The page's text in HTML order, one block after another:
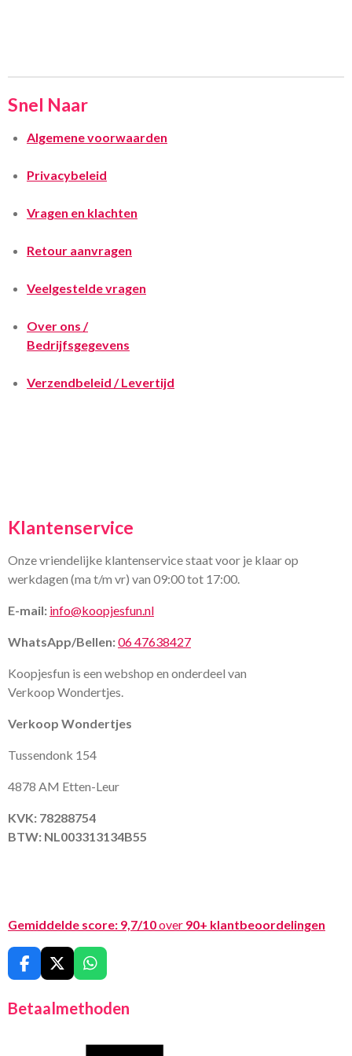
Snel Naar
Algemene voorwaarden
Privacybeleid
Vragen en klachten
Retour aanvragen
Veelgestelde vragen
Over ons /
Bedrijfsgegevens
Verzendbeleid / Levertijd
Klantenservice
Onze vriendelijke klantenservice staat voor je klaar op
werkdagen (ma t/m vr) van 09:00 tot 17:00.
E-mail: info@koopjesfun.nl
WhatsApp/Bellen:06 47638427
Koopjesfun is een webshop en onderdeel van
Verkoop Wondertjes.
Verkoop Wondertjes
Tussendonk 154
4878 AM Etten-Leur
KVK: 78288754
BTW: NL003313134B55
Gemiddelde score: 9,7/10over 90+ klantbeoordelingen
F
a
c
e
X
W
h
t
A
Betaalmethoden